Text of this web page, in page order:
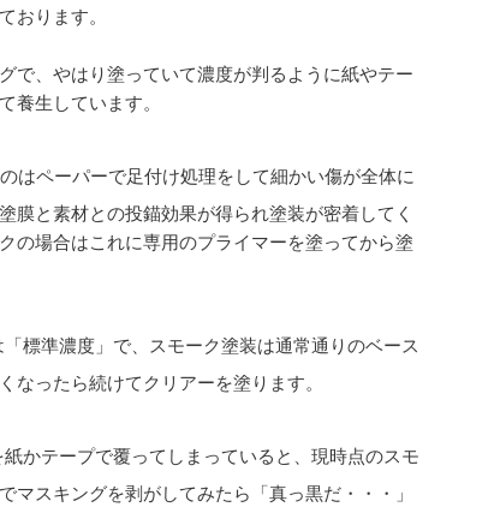
おります。
で、やはり塗っていて濃度が判るように紙やテー
養生しています。
はペーパーで足付け処理をして細かい傷が全体に
膜と素材との投錨効果が得られ塗装が密着してく
の場合はこれに専用のプライマーを塗ってから塗
標準濃度」で、スモーク塗装は通常通りのベース
なったら続けてクリアーを塗ります。
かテープで覆ってしまっていると、現時点のスモ
マスキングを剥がしてみたら「真っ黒だ・・・」